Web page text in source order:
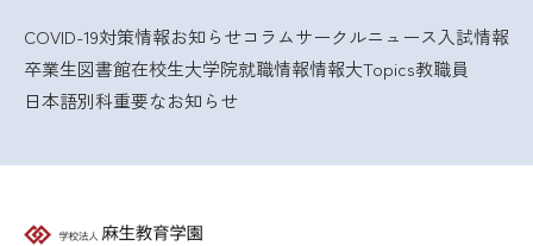
COVID-19対策情報お知らせコラムサークルニュース入試情報
卒業生図書館在校生大学院就職情報情報大Topics教職員
日本語別科重要なお知らせ